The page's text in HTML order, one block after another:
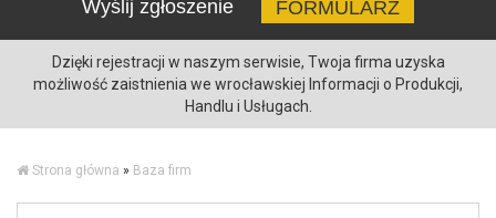
Wyślij zgłoszenie
FORMULARZ
Dzięki rejestracji w naszym serwisie, Twoja firma uzyska
możliwość zaistnienia we wrocławskiej Informacji o Produkcji,
Handlu i Usługach.
Strona główna » Baza firm